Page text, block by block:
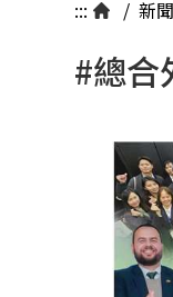
::: / 新聞
#總合